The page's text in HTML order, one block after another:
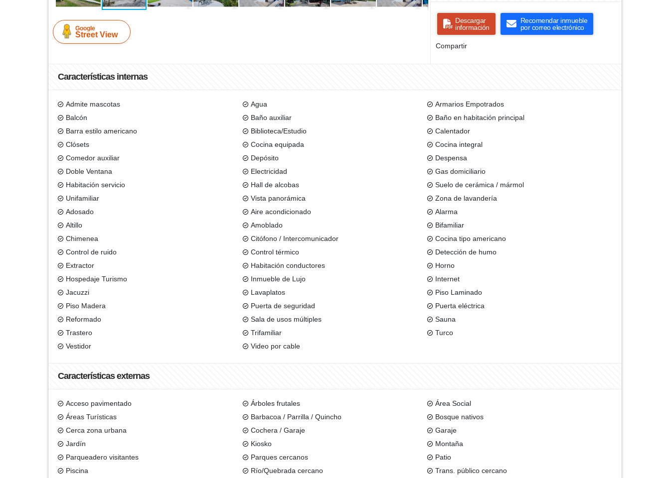
Google
Street View
Descargar
información
Recomendar inmueble
por correo electrónico
Compartir
Características internas
Admite mascotas Agua
Armarios Empotrados
Balcón
Baño auxiliar
Baño en habitación principal
Barra estilo americano
Biblioteca/Estudio
Calentador
Clósets
Cocina equipada
Cocina integral
Comedor auxiliar
Depósito
Despensa
Doble Ventana
Electricidad
Gas domiciliario
Habitación servicio
Hall de alcobas
Suelo de cerámica / mármol
Unifamiliar
Vista panorámica
Zona de lavandería
Adosado
Aire acondicionado
Alarma
Altillo
Amoblado
Bifamiliar
Chimenea
Citófono / Intercomunicador
Cocina tipo americano
Control de ruido
Control térmico
Detección de humo
Extractor
Habitación conductores
Horno
Hospedaje Turismo
Inmueble de Lujo
Internet
Jacuzzi
Lavaplatos
Piso Laminado
Piso Madera
Puerta de seguridad
Puerta eléctrica
Reformado
Sala de usos múltiples
Sauna
Trastero
Trifamiliar
Turco
Vestidor
Video por cable
Características externas
Acceso pavimentado Árboles frutales
Área Social
Áreas Turísticas
Barbacoa / Parrilla / Quincho
Bosque nativos
Cerca zona urbana
Cochera / Garaje
Garaje
Jardín
Kiosko
Montaña
Parqueadero visitantes
Parques cercanos
Patio
Piscina
Río/Quebrada cercano
Trans. público cercano